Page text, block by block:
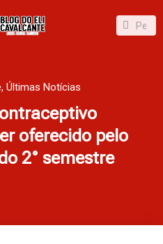
Pesquisar
, Últimas Notícias
oferecido pelo
2° semestre